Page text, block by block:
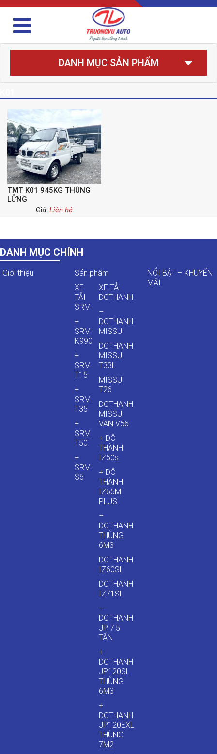
DANH MỤC SẢN PHẨM
TMT K01 945KG THÙNG
LỬNG
Giá: Liên hệ
DANH MỤC CHÍNH
Giới thiệu
Sản phẩm
XE
TẢI
SRM
+
SRM
K990
+
SRM
T15
+
SRM
T35
+
SRM
T50
+
SRM
S6
XE TẢI
DOTHANH
–
DOTHANH
MISSU
DOTHANH
MISSU
T33L
MISSU
T26
DOTHANH
MISSU
VAN V56
+ ĐÔ
THÀNH
IZ50s
+ ĐÔ
THÀNH
IZ65M
PLUS
–
DOTHANH
THÙNG
6M3
DOTHANH
IZ60SL
DOTHANH
IZ71SL
–
DOTHANH
JP 7.5
TẤN
+
DOTHANH
JP120SL
THÙNG
6M3
+
DOTHANH
JP120EXL
THÙNG
7M2
NỔI BẬT – KHUYẾN
MÃI